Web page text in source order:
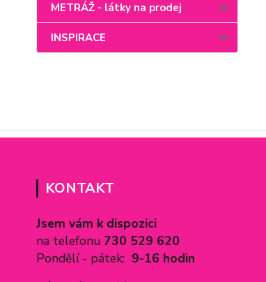
METRÁŽ - látky na prodej
INSPIRACE
KONTAKT
Jsem vám k dispozici
na telefonu 730 529 620
Pondělí - pátek: 9-16 hodin